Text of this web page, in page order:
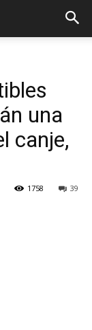
una
canje,
39
1758